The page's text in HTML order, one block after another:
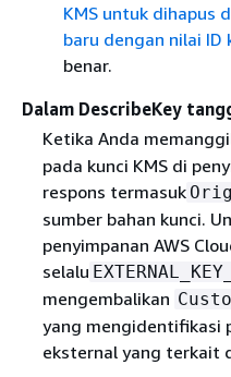
KMS untuk dihapus
baru dengan nilai ID
benar.
Dalam DescribeKey
Ketika Anda
pada kunci KMS di
respons termasuk
sumber bahan kunci.
penyimpanan AWS
selalu
mengembalikan
yang mengidentifikasi
eksternal yang terkait